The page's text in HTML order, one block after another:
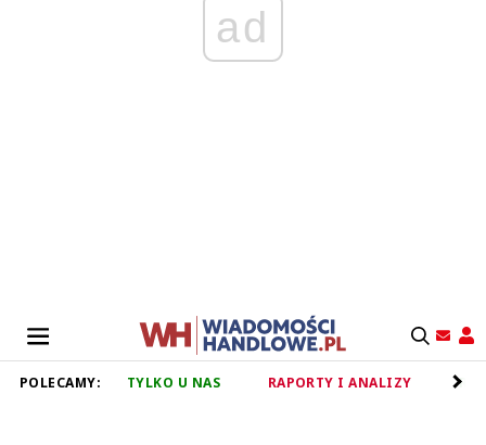
ad
POLECAMY: TYLKO U NAS RAPORTY I ANALIZY